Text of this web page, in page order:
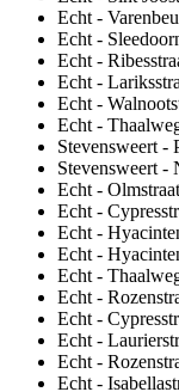
Echt -
Echt -
Echt -
Echt -
Echt -
Echt -
Stevensweert -
Stevensweert
Echt -
Echt -
Echt -
Echt -
Echt -
Echt -
Echt -
Echt -
Echt -
Echt -